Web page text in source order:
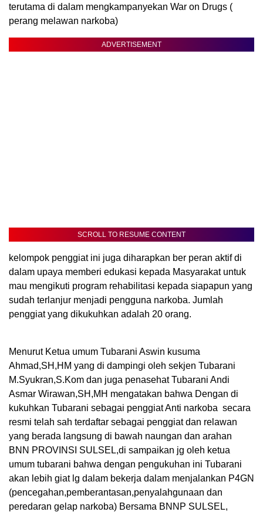
terutama di dalam mengkampanyekan War on Drugs (
perang melawan narkoba)
ADVERTISEMENT
SCROLL TO RESUME CONTENT
kelompok penggiat ini juga diharapkan ber peran aktif di
dalam upaya memberi edukasi kepada Masyarakat untuk
mau mengikuti program rehabilitasi kepada siapapun yang
sudah terlanjur menjadi pengguna narkoba. Jumlah
penggiat yang dikukuhkan adalah 20 orang.
Menurut Ketua umum Tubarani Aswin kusuma
Ahmad,SH,HM yang di dampingi oleh sekjen Tubarani
M.Syukran,S.Kom dan juga penasehat Tubarani Andi
Asmar Wirawan,SH,MH mengatakan bahwa Dengan di
kukuhkan Tubarani sebagai penggiat Anti narkoba secara
resmi telah sah terdaftar sebagai penggiat dan relawan
yang berada langsung di bawah naungan dan arahan
BNN PROVINSI SULSEL,di sampaikan jg oleh ketua
umum tubarani bahwa dengan pengukuhan ini Tubarani
akan lebih giat lg dalam bekerja dalam menjalankan P4GN
(pencegahan,pemberantasan,penyalahgunaan dan
peredaran gelap narkoba) Bersama BNNP SULSEL,